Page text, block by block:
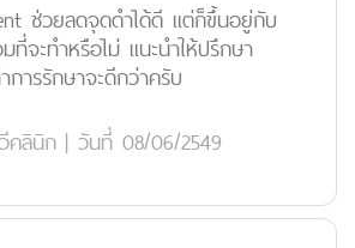
ช่วยลดจุดดำได้ดี แต่ก็ขึ้นอยู่กับ
จะทำหรือไม่ แนะนำให้ปรึกษา
ารรักษาจะดีกว่าครับ
คลินิก | วันที่ 08/06/2549